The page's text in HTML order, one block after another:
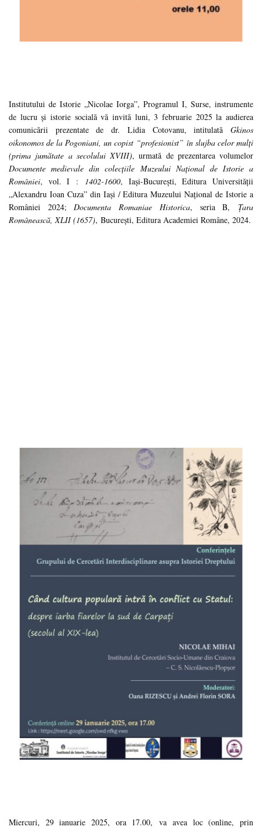
Institutului de Istorie „Nicolae Iorga”, Programul I, Surse, instrumente
de lucru și istorie socială vă invită luni, 3 februarie 2025 la audierea
comunicării prezentate de dr. Lidia Cotovanu, intitulată Gkinos
oikonomos de la Pogoniani, un copist “profesionist” în slujba celor mulți
(prima jumătate a secolului XVIII), urmată de prezentarea volumelor
Documente medievale din colecţiile Muzeului Naţional de Istorie a
României, vol. I : 1402-1600, Iaşi-Bucureşti, Editura Universităţii
„Alexandru Ioan Cuza” din Iaşi / Editura Muzeului Naţional de Istorie a
României 2024;Documenta Romaniae Historica, seria B, Ţara
Românească, XLII (1657), București, Editura Academiei Române, 2024.
Miercuri, 29 ianuarie 2025, ora 17.00, va avea loc (online, prin